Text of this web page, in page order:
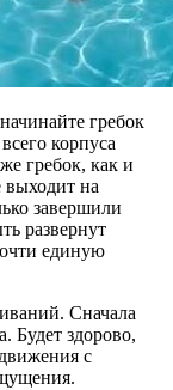
гребок
корпуса
гребок, как и
выходит на
завершили
развернут
единую
Сначала
Будет здорово,
с